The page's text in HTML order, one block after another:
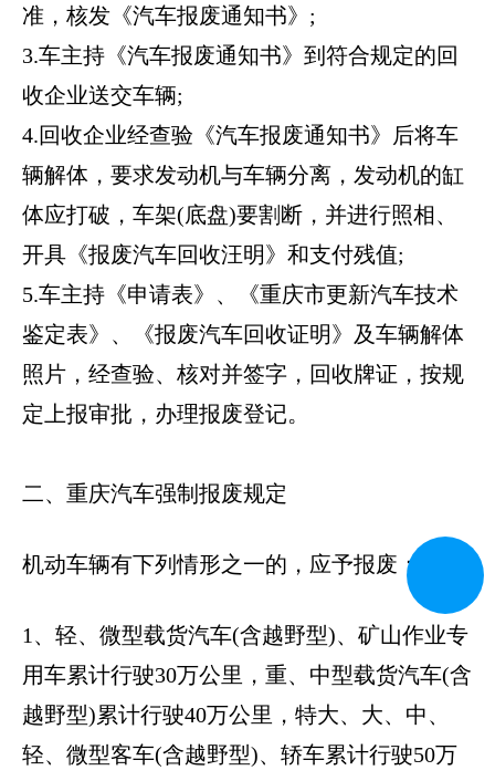
准，核发《汽车报废通知书》;
3.车主持《汽车报废通知书》到符合规定的回
收企业送交车辆;
4.回收企业经查验《汽车报废通知书》后将车
辆解体，要求发动机与车辆分离，发动机的缸
体应打破，车架(底盘)要割断，并进行照相、
开具《报废汽车回收汪明》和支付残值;
5.车主持《申请表》、《重庆市更新汽车技术
鉴定表》、《报废汽车回收证明》及车辆解体
照片，经查验、核对并签字，回收牌证，按规
定上报审批，办理报废登记。
二、重庆汽车强制报废规定
机动车辆有下列情形之一的，应予报废：
1、轻、微型载货汽车(含越野型)、矿山作业专
用车累计行驶30万公里，重、中型载货汽车(含
越野型)累计行驶40万公里，特大、大、中、
轻、微型客车(含越野型)、轿车累计行驶50万